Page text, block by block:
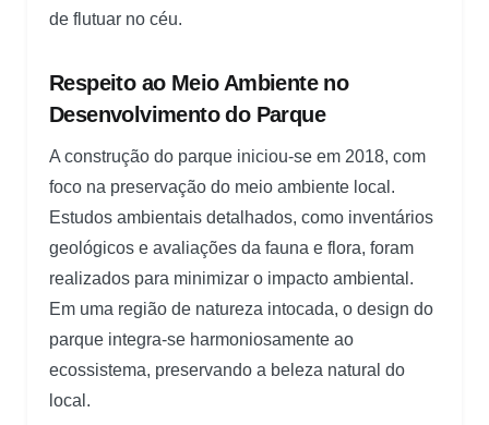
de flutuar no céu.
Respeito ao Meio Ambiente no
Desenvolvimento do Parque
A construção do parque iniciou-se em 2018, com
foco na preservação do meio ambiente local.
Estudos ambientais detalhados, como inventários
geológicos e avaliações da fauna e flora, foram
realizados para minimizar o impacto ambiental.
Em uma região de natureza intocada, o design do
parque integra-se harmoniosamente ao
ecossistema, preservando a beleza natural do
local.